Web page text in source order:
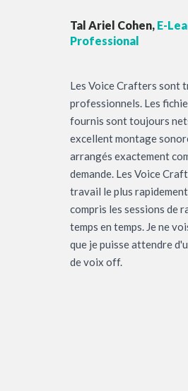
Tal Ariel Cohen, E-
Professional
Les Voice Crafters sont
professionnels. Les
fournis sont toujours
excellent montage
arrangés exactement
demande. Les Voice
travail le plus
compris les sessions de
temps en temps. Je ne
que je puisse attendre
de voix off.